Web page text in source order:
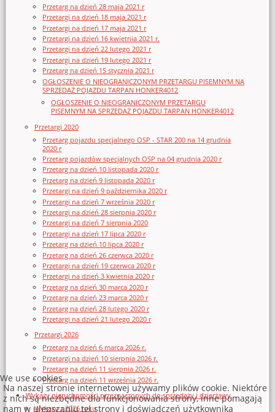
Przetarg na dzień 28 maja 2021 r
Przetargi na dzień 18 maja 2021 r
Przetargi na dzień 17 maja 2021 r
Przetargi na dzień 16 kwietnia 2021 r.
Przetargi na dzień 22 lutego 2021 r
Przetargi na dzień 19 lutego 2021 r
Przetarg na dzień 15 stycznia 2021 r
OGŁOSZENIE O NIEOGRANICZONYM PRZETARGU PISEMNYM NA
SPRZEDAŻ POJAZDU TARPAN HONKER4012
OGŁOSZENIE O NIEOGRANICZONYM PRZETARGU
PISEMNYM NA SPRZEDAŻ POJAZDU TARPAN HONKER4012
Przetargi 2020
Przetarg pojazdu specjalnego OSP - STAR 200 na 14 grudnia
2020 r
Przetarg pojazdów specjalnych OSP na 04 grudnia 2020 r
Przetarg na dzień 10 listopada 2020 r
Przetarg na dzień 9 listopada 2020 r
Przetargi na dzień 9 października 2020 r
Przetargi na dzień 7 września 2020 r
Przetargi na dzień 28 sierpnia 2020 r
Przetargi na dzień 7 sierpnia 2020
Przetargi na dzień 17 lipca 2020 r
Przetarg na dzień 10 lipca 2020 r
Przetarg na dzień 26 czerwca 2020 r
Przetargi na dzień 19 czerwca 2020 r
Przetargi na dzień 3 kwietnia 2020 r
Przetarg na dzień 30 marca 2020 r
Przetarg na dzień 23 marca 2020 r
Przetarg na dzień 28 lutego 2020 r
Przetargi na dzień 21 lutego 2020 r
Przetargi 2026
Przetarg na dzień 6 marca 2026 r.
Przetargi na dzień 10 sierpnia 2026 r.
Przetarg na dzień 11 sierpnia 2026 r.
Przetarg na dzień 11 września 2026 r.
Wykazy nieruchomości przeznaczonych do sprzedaży i dzierżawy
Wykazy z 2026 roku
We use cookies
Na naszej stronie internetowej używamy plików cookie. Niektóre
z nich są niezbędne dla funkcjonowania strony, inne pomagają
nam w ulepszaniu tej strony i doświadczeń użytkownika